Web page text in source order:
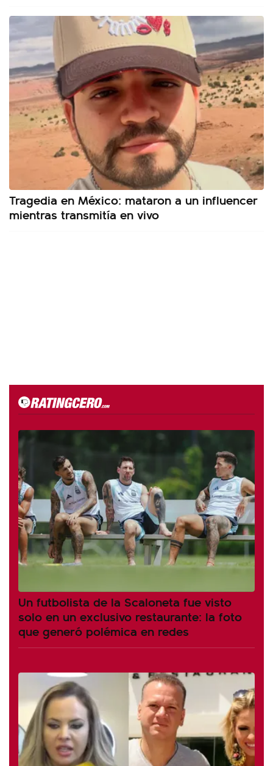
Tragedia en México: mataron a un influencer
mientras transmitía en vivo
Un futbolista de la Scaloneta fue visto
solo en un exclusivo restaurante: la foto
que generó polémica en redes